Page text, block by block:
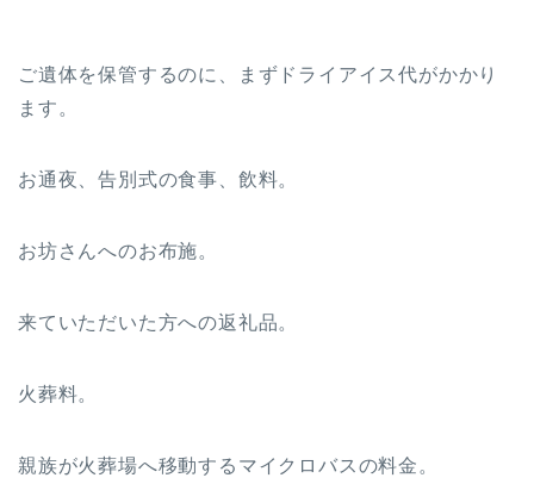
ご遺体を保管するのに、まずドライアイス代がかかり
ます。
お通夜、告別式の食事、飲料。
お坊さんへのお布施。
来ていただいた方への返礼品。
火葬料。
親族が火葬場へ移動するマイクロバスの料金。